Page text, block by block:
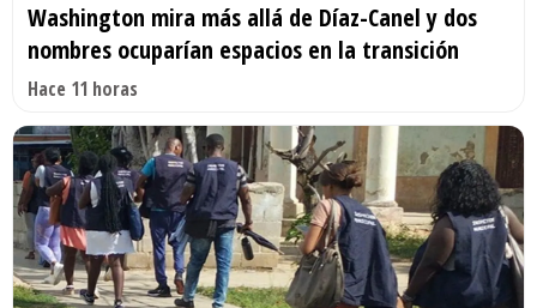
Washington mira más allá de Díaz-Canel y dos
nombres ocuparían espacios en la transición
Hace 11 horas